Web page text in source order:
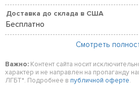
Доставка до склада в США
Бесплатно
Смотреть
Важно: Контент сайта носит
характер и не направлен на пропаганду
ЛГБТ*. Подробнее в публичной оферте.